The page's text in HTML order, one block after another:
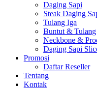
Daging Sapi
Steak Daging
Tulang Iga
Buntut & Tulang
Neckbone &
Daging Sapi
Promosi
Daftar Reseller
Tentang
Kontak